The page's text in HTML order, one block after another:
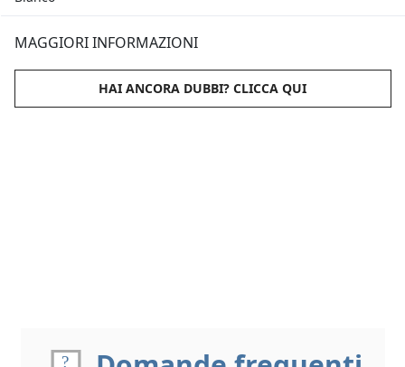
MAGGIORI INFORMAZIONI
HAI ANCORA DUBBI? CLICCA QUI